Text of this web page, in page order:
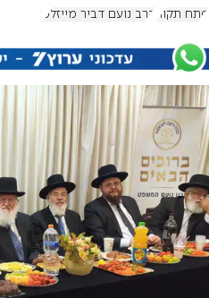
פתח תקוה הרב נועם דביר מייזלס